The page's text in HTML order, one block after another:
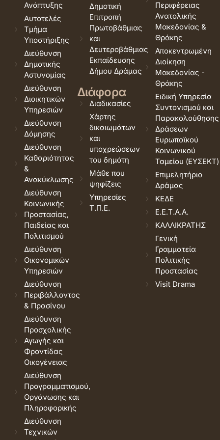
Ανάπτυξης
Αυτοτελές
Τμήμα
Υποστήριξης
Διεύθυνση
Δημοτικής
Αστυνομίας
Διεύθυνση
Διοικητικών
Υπηρεσιών
Διεύθυνση
Δόμησης
Διεύθυνση
Καθαριότητας
&
Ανακύκλωσης
Διεύθυνση
Κοινωνικής
Προστασίας,
Παιδείας και
Πολιτισμού
Διεύθυνση
Οικονομικών
Υπηρεσιών
Διεύθυνση
Περιβάλλοντος
& Πρασίνου
Διεύθυνση
Προσχολικής
Αγωγής και
Φροντίδας
Οικογένειας
Διεύθυνση
Προγραμματισμού,
Οργάνωσης και
Πληροφορικής
Διεύθυνση
Τεχνικών
Δημοτική
Επιτροπή
Πρωτοβάθμιας
και
Δευτεροβάθμιας
Εκπαίδευσης
Δήμου Δράμας
Διάφορα
Διαδικασίες
Χάρτης
δικαιωμάτων
και
υποχρεώσεων
του δημότη
Μάθε που
ψηφίζεις
Υπηρεσίες
Τ.Π.Ε.
Περιφέρειας
Ανατολικής
Μακεδονίας &
Θράκης
Αποκεντρωμένη
Διοίκηση
Μακεδονίας -
Θράκης
Ειδική Υπηρεσία
Συντονισμού και
Παρακολούθησης
Δράσεων
Ευρωπαϊκού
Κοινωνικού
Ταμείου (ΕΥΣΕΚΤ)
Επιμελητήριο
Δράμας
ΚΕΔΕ
Ε.Ε.Τ.Α.Α.
ΚΑΛΛΙΚΡΑΤΗΣ
Γενική
Γραμματεία
Πολιτικής
Προστασίας
Visit Drama